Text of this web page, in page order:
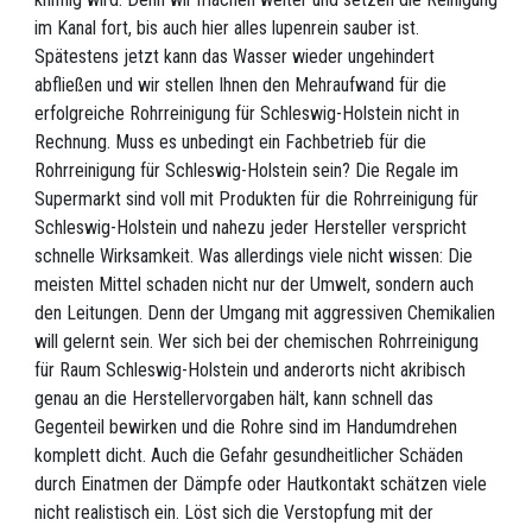
im Kanal fort, bis auch hier alles lupenrein sauber ist.
Spätestens jetzt kann das Wasser wieder ungehindert
abfließen und wir stellen Ihnen den Mehraufwand für die
erfolgreiche Rohrreinigung für Schleswig-Holstein nicht in
Rechnung. Muss es unbedingt ein Fachbetrieb für die
Rohrreinigung für Schleswig-Holstein sein? Die Regale im
Supermarkt sind voll mit Produkten für die Rohrreinigung für
Schleswig-Holstein und nahezu jeder Hersteller verspricht
schnelle Wirksamkeit. Was allerdings viele nicht wissen: Die
meisten Mittel schaden nicht nur der Umwelt, sondern auch
den Leitungen. Denn der Umgang mit aggressiven Chemikalien
will gelernt sein. Wer sich bei der chemischen Rohrreinigung
für Raum Schleswig-Holstein und anderorts nicht akribisch
genau an die Herstellervorgaben hält, kann schnell das
Gegenteil bewirken und die Rohre sind im Handumdrehen
komplett dicht. Auch die Gefahr gesundheitlicher Schäden
durch Einatmen der Dämpfe oder Hautkontakt schätzen viele
nicht realistisch ein. Löst sich die Verstopfung mit der